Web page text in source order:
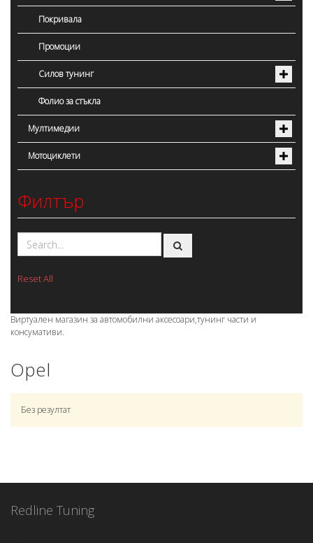
Покривала
Промоции
Силов тунинг
Фолио за стъкла
Мултимедии
Мотоциклети
Филтър
Reset All
Виртуален магазин за автомобилни аксесоари,тунинг части и
консумативи.
Opel
Без резултат
Redline Tuning